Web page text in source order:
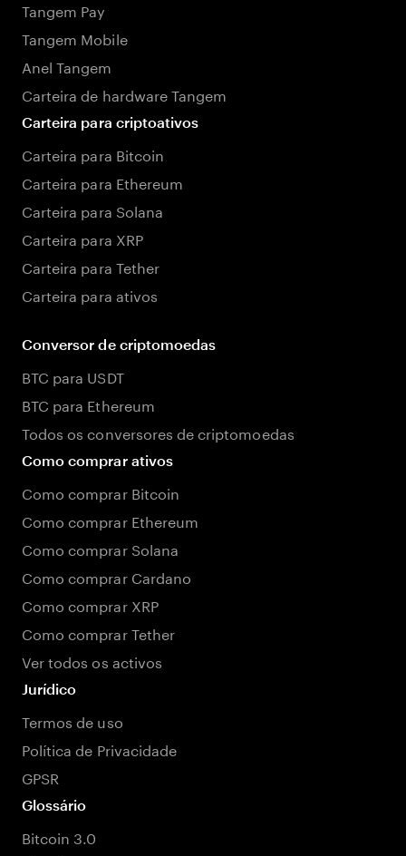
Tangem Pay
Tangem Mobile
Anel Tangem
Carteira de hardware Tangem
Carteira para criptoativos
Carteira para Bitcoin
Carteira para Ethereum
Carteira para Solana
Carteira para XRP
Carteira para Tether
Carteira para ativos
Conversor de criptomoedas
BTC para USDT
BTC para Ethereum
Todos os conversores de criptomoedas
Como comprar ativos
Como comprar Bitcoin
Como comprar Ethereum
Como comprar Solana
Como comprar Cardano
Como comprar XRP
Como comprar Tether
Ver todos os activos
Jurídico
Termos de uso
Política de Privacidade
GPSR
Glossário
Bitcoin 3.0